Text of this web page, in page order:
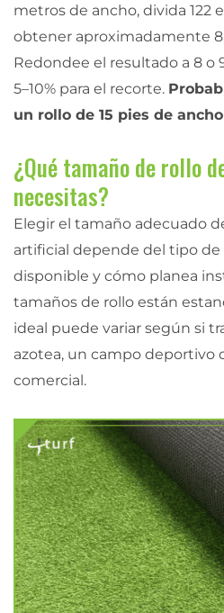
metros de ancho, divida 122
obtener aproximadamente
Redondee el resultado a 8 o
5–10% para el recorte.
un rollo de 15 pies de
¿Qué tamaño de rollo
necesitas?
Elegir el tamaño adecuado
artificial depende del tipo de
disponible y cómo planea
tamaños de rollo están
ideal puede variar según si
azotea, un campo deportivo
comercial.